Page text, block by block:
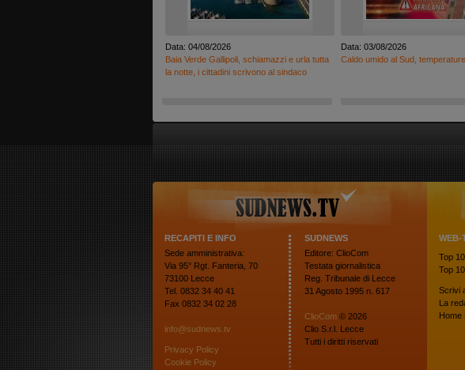
Data: 04/08/2026
Baia Verde Gallipoli, schiamazzi e urla tutta
la notte, i cittadini scrivono al sindaco
Data: 03/08/2026
Caldo umido al Sud,
RECAPITI E INFO
Sede amministrativa:
Via 95° Rgt. Fanteria, 70
73100 Lecce
Tel. 0832 34 40 41
Fax 0832 34 02 28
info@sudnews.tv
Privacy Policy
Cookie Policy
SUDNEWS
Editore: ClioCom
Testata giornalistica
Reg. Tribunale di Lecce
31 Agosto 1995 n. 617
ClioCom © 2026
Clio S.r.l. Lecce
Tutti i diritti riservati
WEB-
Top 10
Top 10
Scrivi
La
Home